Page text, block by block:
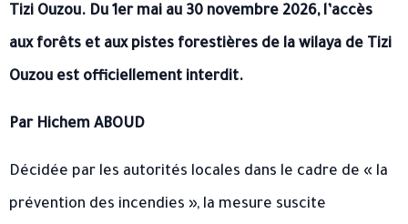
Tizi Ouzou. Du 1er mai au 30 novembre 2026, l’accès
aux forêts et aux pistes forestières de la wilaya de Tizi
Ouzou est officiellement interdit.
Par Hichem ABOUD
Décidée par les autorités locales dans le cadre de « la
prévention des incendies », la mesure suscite